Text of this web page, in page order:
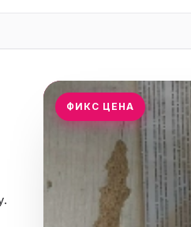
Посудомоечная
машина
Беговая дорожка
Духовой шкаф
Встраиваемая свч
ФИКС ЦЕНА